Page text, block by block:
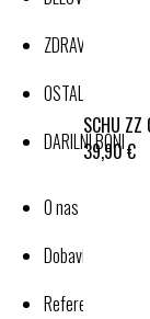
SCHU ZZ
39,90 €
ZDRAVJE IN
OSTALI IZDELKI
DARILNI BONI
O nas
Dobavitelji-
Reference